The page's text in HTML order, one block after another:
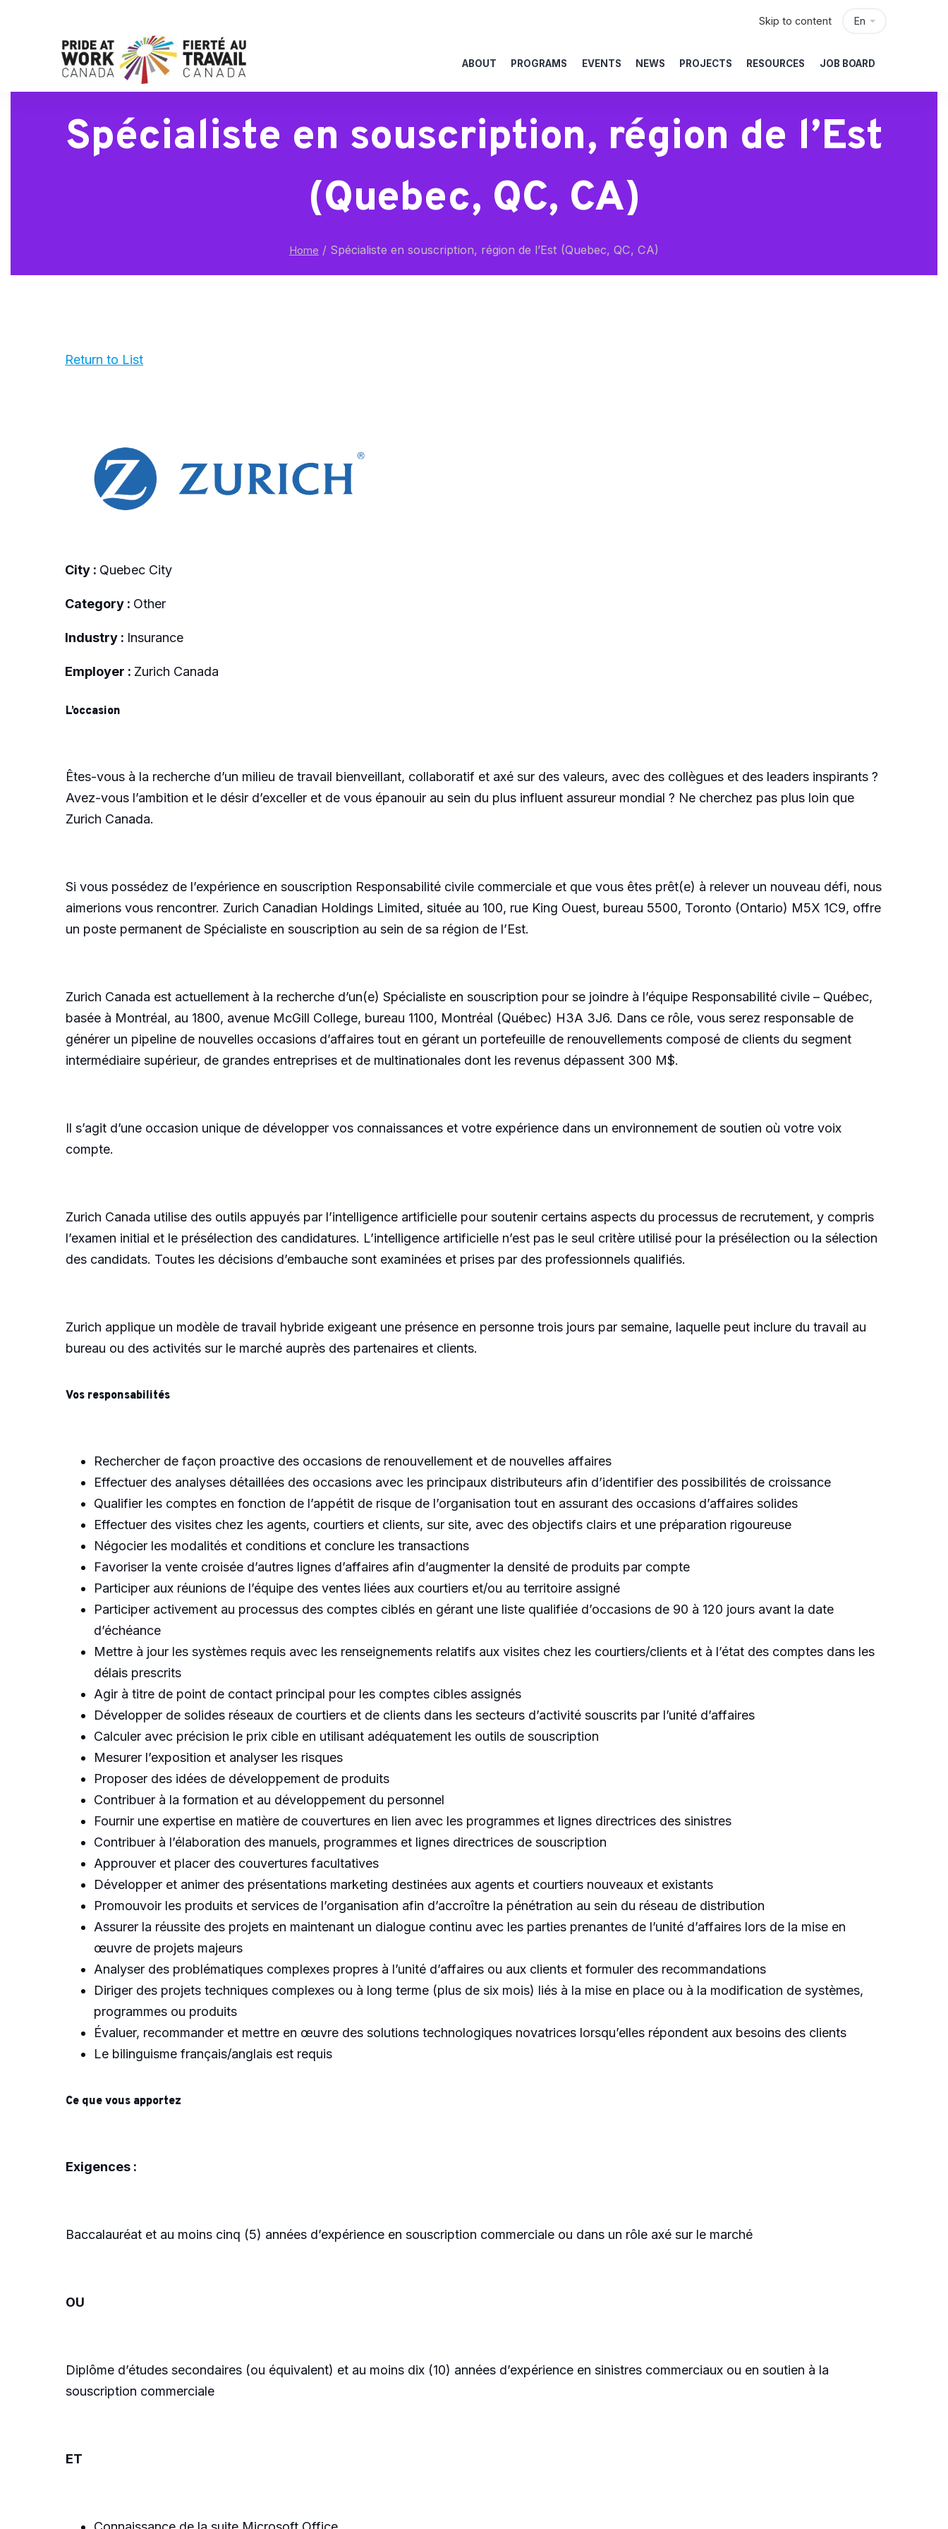
En
Skip to content
ABOUT PROGRAMS EVENTS NEWS PROJECTS RESOURCES JOB BOARD
Spécialiste en souscription, région de l’Est
(Quebec, QC, CA)
Home / Spécialiste en souscription, région de l’Est (Quebec, QC, CA)
Return to List
City : Quebec City
Category : Other
Industry : Insurance
Employer : Zurich Canada
L’occasion
Êtes-vous à la recherche d’un milieu de travail bienveillant, collaboratif et axé sur des valeurs, avec des collègues et des leaders inspirants ?
Avez-vous l’ambition et le désir d’exceller et de vous épanouir au sein du plus influent assureur mondial ? Ne cherchez pas plus loin que
Zurich Canada.
Si vous possédez de l’expérience en souscription Responsabilité civile commerciale et que vous êtes prêt(e) à relever un nouveau défi, nous
aimerions vous rencontrer. Zurich Canadian Holdings Limited, située au 100, rue King Ouest, bureau 5500, Toronto (Ontario) M5X 1C9, offre
un poste permanent de Spécialiste en souscription au sein de sa région de l’Est.
Zurich Canada est actuellement à la recherche d’un(e) Spécialiste en souscription pour se joindre à l’équipe Responsabilité civile – Québec,
basée à Montréal, au 1800, avenue McGill College, bureau 1100, Montréal (Québec) H3A 3J6. Dans ce rôle, vous serez responsable de
générer un pipeline de nouvelles occasions d’affaires tout en gérant un portefeuille de renouvellements composé de clients du segment
intermédiaire supérieur, de grandes entreprises et de multinationales dont les revenus dépassent 300 M$.
Il s’agit d’une occasion unique de développer vos connaissances et votre expérience dans un environnement de soutien où votre voix
compte.
Zurich Canada utilise des outils appuyés par l’intelligence artificielle pour soutenir certains aspects du processus de recrutement, y compris
l’examen initial et le présélection des candidatures. L’intelligence artificielle n’est pas le seul critère utilisé pour la présélection ou la sélection
des candidats. Toutes les décisions d’embauche sont examinées et prises par des professionnels qualifiés.
Zurich applique un modèle de travail hybride exigeant une présence en personne trois jours par semaine, laquelle peut inclure du travail au
bureau ou des activités sur le marché auprès des partenaires et clients.
Vos responsabilités
Rechercher de façon proactive des occasions de renouvellement et de nouvelles affaires
Effectuer des analyses détaillées des occasions avec les principaux distributeurs afin d’identifier des possibilités de croissance
Qualifier les comptes en fonction de l’appétit de risque de l’organisation tout en assurant des occasions d’affaires solides
Effectuer des visites chez les agents, courtiers et clients, sur site, avec des objectifs clairs et une préparation rigoureuse
Négocier les modalités et conditions et conclure les transactions
Favoriser la vente croisée d’autres lignes d’affaires afin d’augmenter la densité de produits par compte
Participer aux réunions de l’équipe des ventes liées aux courtiers et/ou au territoire assigné
Participer activement au processus des comptes ciblés en gérant une liste qualifiée d’occasions de 90 à 120 jours avant la date
d’échéance
Mettre à jour les systèmes requis avec les renseignements relatifs aux visites chez les courtiers/clients et à l’état des comptes dans les
délais prescrits
Agir à titre de point de contact principal pour les comptes cibles assignés
Développer de solides réseaux de courtiers et de clients dans les secteurs d’activité souscrits par l’unité d’affaires
Calculer avec précision le prix cible en utilisant adéquatement les outils de souscription
Mesurer l’exposition et analyser les risques
Proposer des idées de développement de produits
Contribuer à la formation et au développement du personnel
Fournir une expertise en matière de couvertures en lien avec les programmes et lignes directrices des sinistres
Contribuer à l’élaboration des manuels, programmes et lignes directrices de souscription
Approuver et placer des couvertures facultatives
Développer et animer des présentations marketing destinées aux agents et courtiers nouveaux et existants
Promouvoir les produits et services de l’organisation afin d’accroître la pénétration au sein du réseau de distribution
Assurer la réussite des projets en maintenant un dialogue continu avec les parties prenantes de l’unité d’affaires lors de la mise en
œuvre de projets majeurs
Analyser des problématiques complexes propres à l’unité d’affaires ou aux clients et formuler des recommandations
Diriger des projets techniques complexes ou à long terme (plus de six mois) liés à la mise en place ou à la modification de systèmes,
programmes ou produits
Évaluer, recommander et mettre en œuvre des solutions technologiques novatrices lorsqu’elles répondent aux besoins des clients
Le bilinguisme français/anglais est requis
Ce que vous apportez
Exigences :
Baccalauréat et au moins cinq (5) années d’expérience en souscription commerciale ou dans un rôle axé sur le marché
OU
Diplôme d’études secondaires (ou équivalent) et au moins dix (10) années d’expérience en sinistres commerciaux ou en soutien à la
souscription commerciale
ET